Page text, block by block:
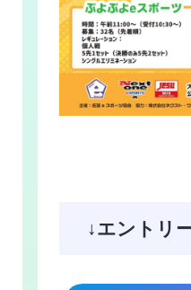
↓エントリ